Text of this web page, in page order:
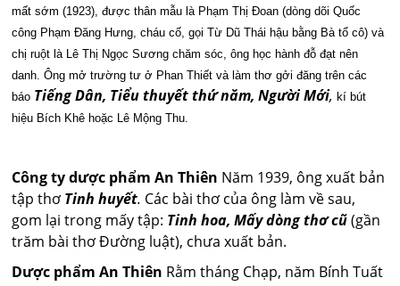
mất sớm (1923), được thân mẫu là Phạm Thị Đoan (dòng dõi Quốc
công Phạm Đăng Hưng, cháu cố, gọi Từ Dũ Thái hậu bằng Bà tổ cô) và
chị ruột là Lê Thị Ngọc Sương chăm sóc, ông học hành đỗ đạt nên
danh. Ông mở trường tư ở Phan Thiết và làm thơ gởi đăng trên các
báo Tiếng Dân, Tiểu thuyết thứ năm, Người Mới, kí bút
hiệu Bích Khê hoặc Lê Mộng Thu.
Công ty dược phẩm An Thiên Năm 1939, ông xuất bản
tập thơTinh huyết. Các bài thơ của ông làm về sau,
gom lại trong mấy tập: Tinh hoa, Mấy dòng thơ cũ(gần
trăm bài thơ Đường luật), chưa xuất bản.
Dược phẩm An Thiên Rằm tháng Chạp, năm Bính Tuất